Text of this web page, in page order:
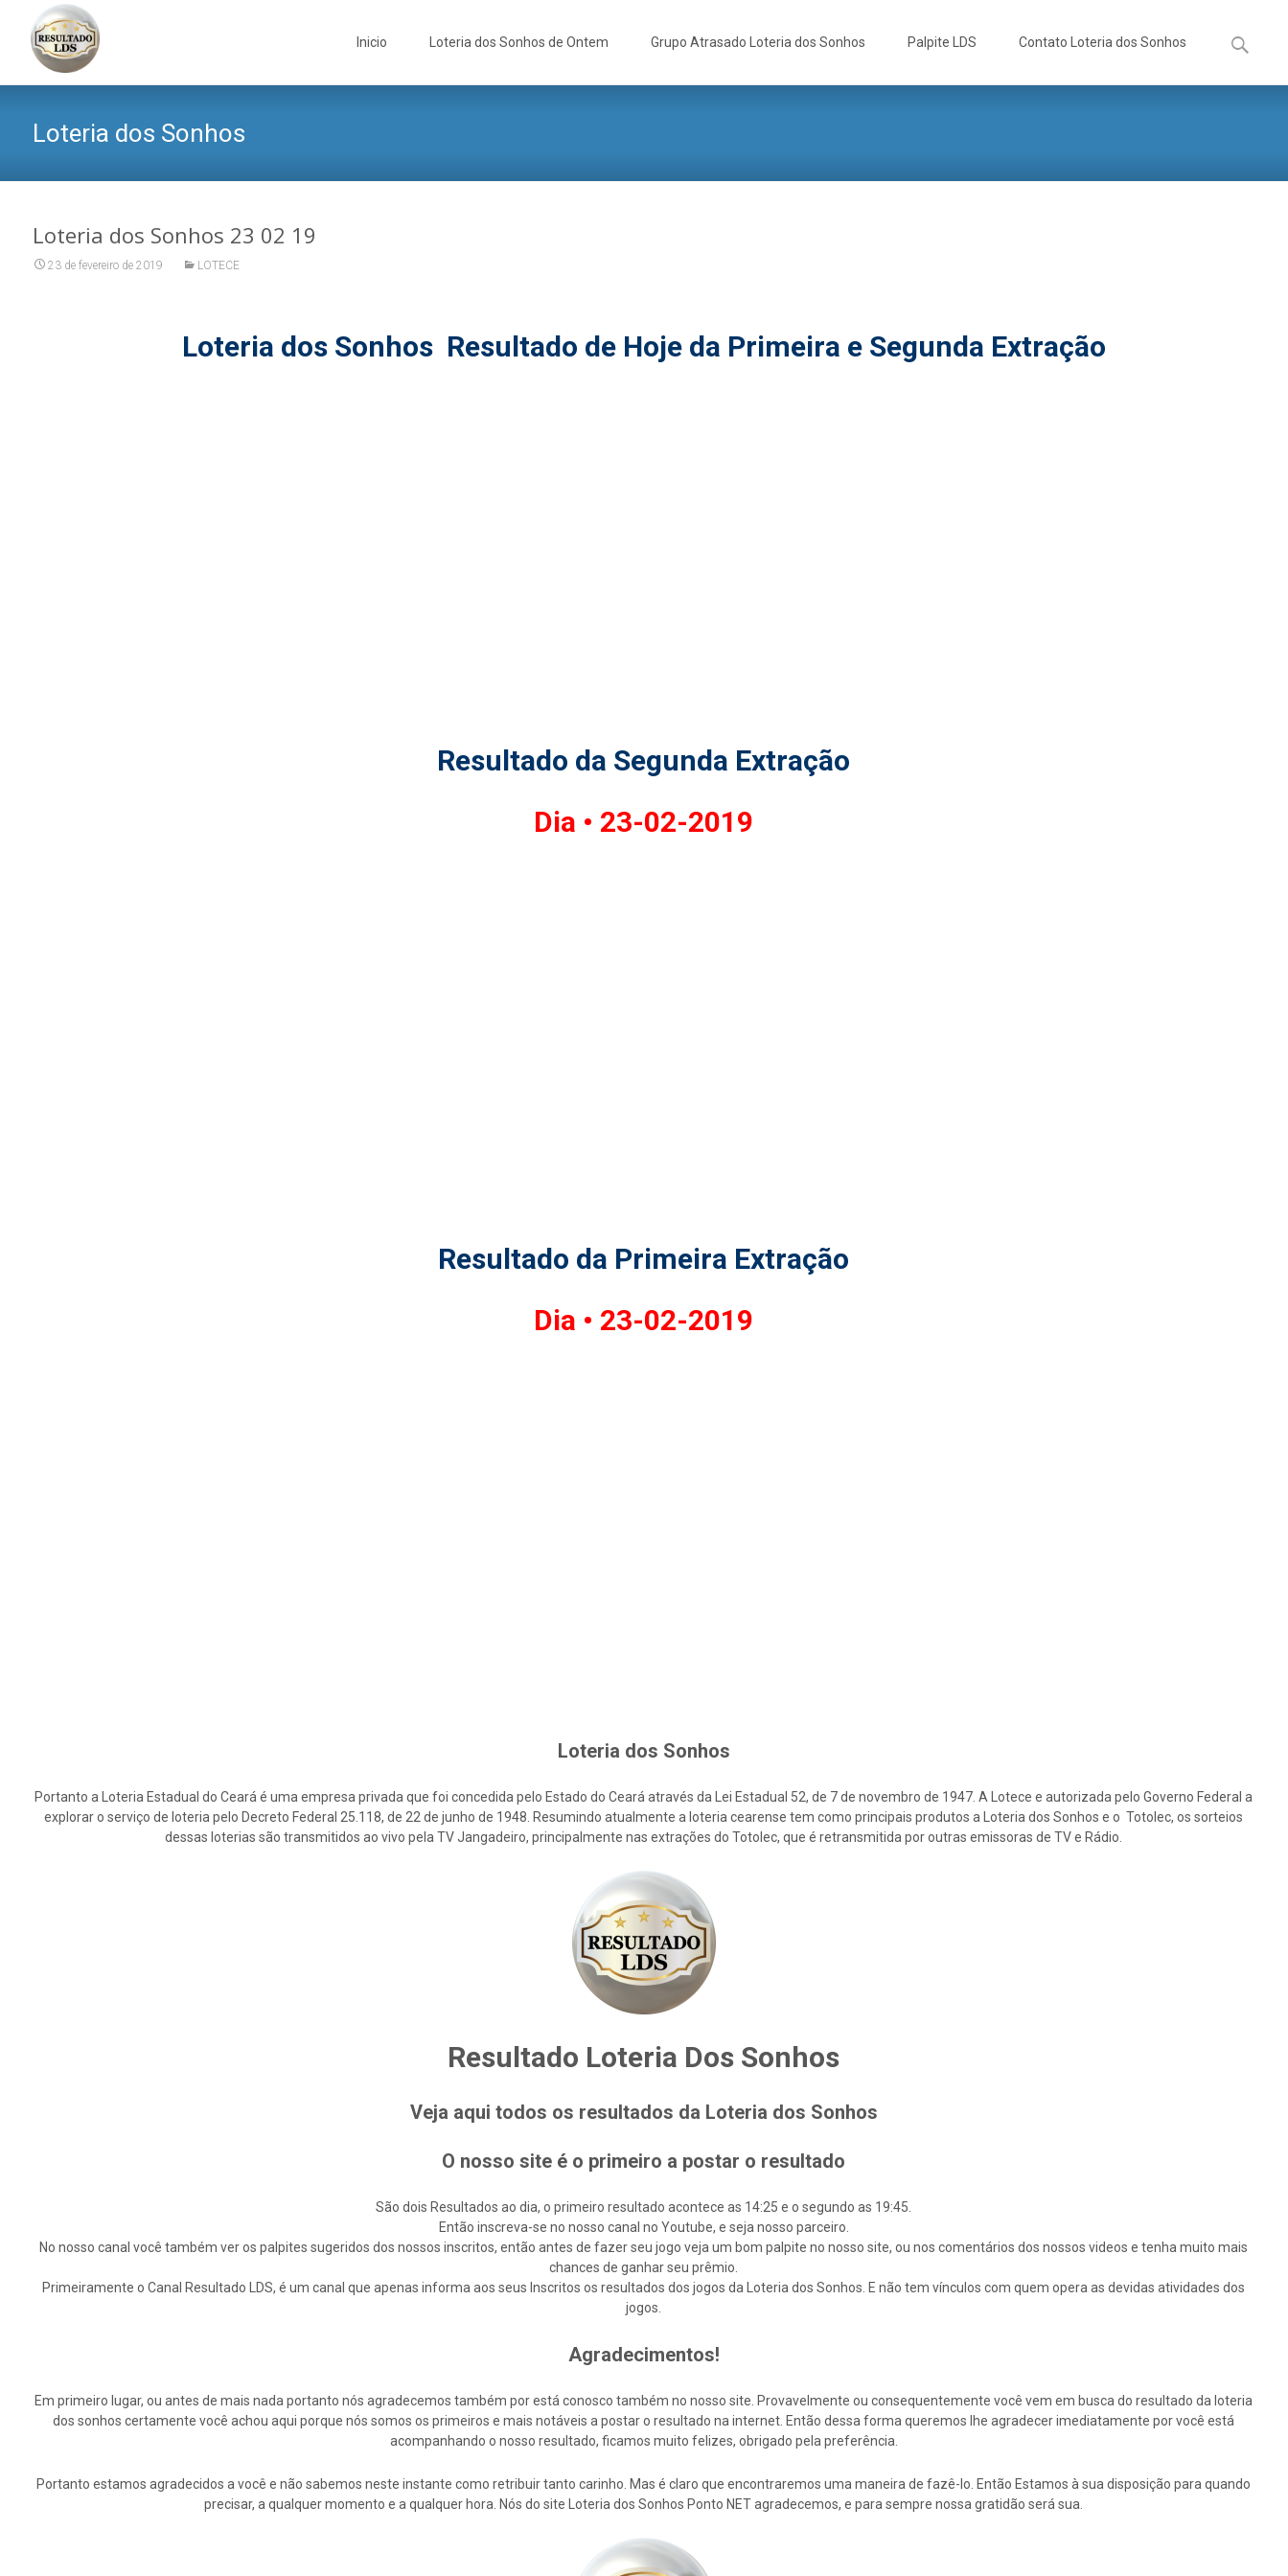
Inicio Loteria dos Sonhos de Ontem Grupo Atrasado Loteria dos Sonhos Palpite LDS Contato Loteria dos Sonhos
por:
Loteria dos Sonhos
Loteria dos Sonhos 23 02 19
23 de fevereiro de 2019 LOTECE
Loteria dos Sonhos Resultado de Hoje da Primeira e Segunda Extração
Resultado da Segunda Extração
Dia • 23-02-2019
Resultado da Primeira Extração
Dia • 23-02-2019
Loteria dos Sonhos
Portanto a Loteria Estadual do Ceará é uma empresa privada que foi concedida pelo Estado do Ceará através da Lei Estadual 52, de 7 de novembro de 1947. A Lotece e autorizada pelo Governo Federal a
explorar o serviço de loteria pelo Decreto Federal 25.118, de 22 de junho de 1948. Resumindo atualmente a loteria cearense tem como principais produtos a Loteria dos Sonhos e o Totolec, os sorteios
dessas loterias são transmitidos ao vivo pela TV Jangadeiro, principalmente nas extrações do Totolec, que é retransmitida por outras emissoras de TV e Rádio.
Resultado Loteria Dos Sonhos
Veja aqui todos os resultados da Loteria dos Sonhos
O nosso site é o primeiro a postar o resultado
São dois Resultados ao dia, o primeiro resultado acontece as 14:25 e o segundo as 19:45.
Então inscreva-se no nosso canal no Youtube, e seja nosso parceiro.
No nosso canal você também ver os palpites sugeridos dos nossos inscritos, então antes de fazer seu jogo veja um bom palpite no nosso site, ou nos comentários dos nossos videos e tenha muito mais
chances de ganhar seu prêmio.
Primeiramente o Canal Resultado LDS, é um canal que apenas informa aos seus Inscritos os resultados dos jogos da Loteria dos Sonhos. E não tem vínculos com quem opera as devidas atividades dos
jogos.
Agradecimentos!
Em primeiro lugar, ou antes de mais nada portanto nós agradecemos também por está conosco também no nosso site. Provavelmente ou consequentemente você vem em busca do resultado da loteria
dos sonhos certamente você achou aqui porque nós somos os primeiros e mais notáveis a postar o resultado na internet. Então dessa forma queremos lhe agradecer imediatamente por você está
acompanhando o nosso resultado, ficamos muito felizes, obrigado pela preferência.
Portanto estamos agradecidos a você e não sabemos neste instante como retribuir tanto carinho. Mas é claro que encontraremos uma maneira de fazê-lo. Então Estamos à sua disposição para quando
precisar, a qualquer momento e a qualquer hora. Nós do site Loteria dos Sonhos Ponto NET agradecemos, e para sempre nossa gratidão será sua.